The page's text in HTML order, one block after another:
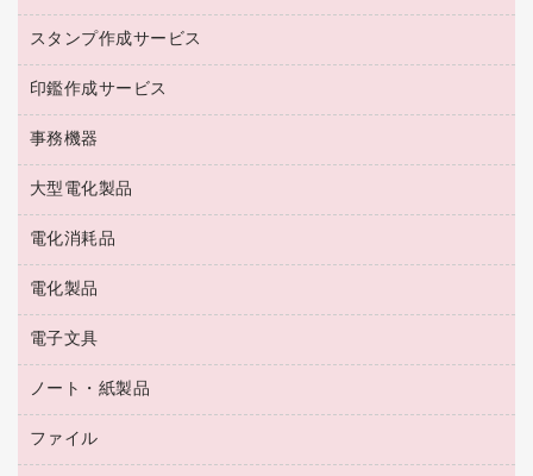
作業用雑貨
梱包用品
梱包用テープ
園芸用品
ペット用品
ソフトドリンク
コーヒーメーカー・備品
インスタントコーヒー
掃除用品
掃除用洗剤
洗濯用品
消臭・芳香剤
殺虫剤
飲食用消耗品
ハンドソープ・石鹸
トイレ用品
トイレ用洗剤
ゴム印作成サービス
ゴム印（一行印）作成サービス
ゴム印（フリーサイズ印）作成サービス
スタンプ作成サービス
シヤチハタスタンプ作成サービス
カウネットスタンプ作成サービス
印鑑作成サービス
印鑑作成サービス
事務機器
大型シュレッダー（共配）
レーザーポインター
ラミネートフィルム
ラミネータ
タイムレコーダー
シュレッダ
ＯＨＰ用品
大型電化製品
冷蔵庫・キッチン・調理家電
テレビ・ＡＶ機器
電化消耗品
電球・蛍光灯
乾電池・充電池
フィルム・カメラ用品
デスクライト
アルバム
電化製品
掃除機・クリーナー
空調・季節家電
その他電化製品
キッチン・調理家電
電子文具
電卓
ラベルテープ
ノート・紙製品
封筒
ファイル